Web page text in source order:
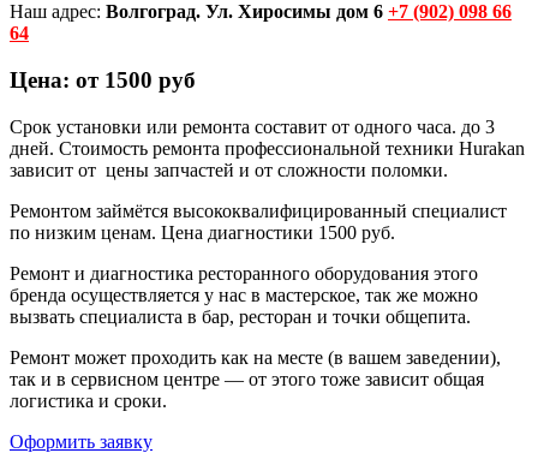
Наш адрес: Волгоград. Ул. Хиросимы дом 6 +7 (902) 098 66
64
Цена: от 1500 руб
Срок установки или ремонта составит от одного часа. до 3
дней. Стоимость ремонта профессиональной техники Hurakan
зависит от цены запчастей и от сложности поломки.
Ремонтом займётся высококвалифицированный специалист
по низким ценам. Цена диагностики 1500 руб.
Ремонт и диагностика ресторанного оборудования этого
бренда осуществляется у нас в мастерское, так же можно
вызвать специалиста в бар, ресторан и точки общепита.
Ремонт может проходить как на месте (в вашем заведении),
так и в сервисном центре — от этого тоже зависит общая
логистика и сроки.
Оформить заявку